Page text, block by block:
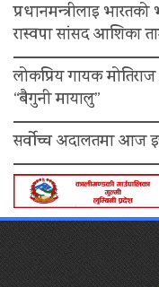
प्रधानमन्त्रीलाइ
रास्वपा सांसद आशिका
लोकप्रिय गायक
“बैगुनी मायालु”
सर्वोच्च अदालतमा आज